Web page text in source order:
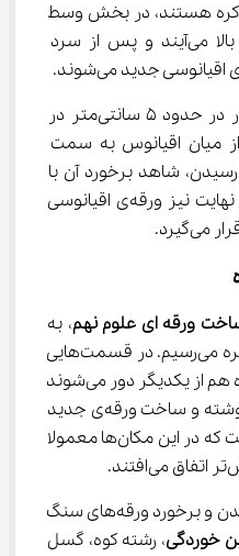
کره هستند، در بخش وسط
اقیانوس‌ها تا بستر اقیانوس بالا می‌آیند و پس از سرد
به دلیل این امر، ورقه‌ی مذکور در حدود 5 سانتی‌متر در
میان اقیانوس به سمت
شاهد برخورد آن با
ورقه‌ی قاره‌ای خواهیم بود. در نهایت نیز ورقه‌ی اقیانوسی
ورقه ای علوم نهم، به
مبحث حرکت ورقه‌های سنگ کره می‌رسیم. در قسمت‌هایی
از کره زمین، ورقه‌های سنگ کره هم از یکدیگر دور می‌شوند
که نتیجه‌ی آن بالا آمدن مواد گوشته و ساخت ورقه‌ی جدید
است. نکته‌ی قابل توجه این است که در این مکان‌ها معمولا
یکی دیگر از پدیده‌ها، نزدیک شدن و برخورد ورقه‌های سنگ
خوردگی، رشته کوه، گسل